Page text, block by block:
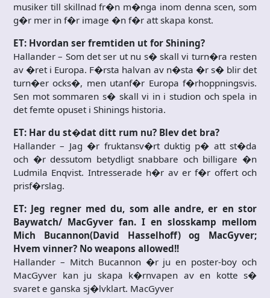
musiker till skillnad fr�n m�nga inom denna scen, som
g�r mer in f�r image �n f�r att skapa konst.
ET: Hvordan ser fremtiden ut for Shining?
Hallander – Som det ser ut nu s� skall vi turn�ra resten
av �ret i Europa. F�rsta halvan av n�sta �r s� blir det
turn�er ocks�, men utanf�r Europa f�rhoppningsvis.
Sen mot sommaren s� skall vi in i studion och spela in
det femte opuset i Shinings historia.
ET: Har du st�dat ditt rum nu? Blev det bra?
Hallander – Jag �r fruktansv�rt duktig p� att st�da
och �r dessutom betydligt snabbare och billigare �n
Ludmila Enqvist. Intresserade h�r av er f�r offert och
prisf�rslag.
ET: Jeg regner med du, som alle andre, er en stor
Baywatch/ MacGyver fan. I en slosskamp mellom
Mich Bucannon(David Hasselhoff) og MacGyver;
Hvem vinner? No weapons allowed!!
Hallander – Mitch Bucannon �r ju en poster-boy och
MacGyver kan ju skapa k�rnvapen av en kotte s�
svaret e ganska sj�lvklart. MacGyver